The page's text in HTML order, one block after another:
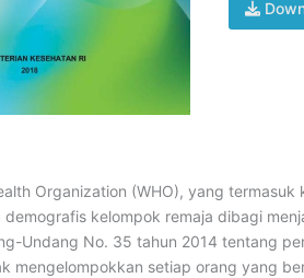
Organization (WHO), yang
kelompok remaja dibagi
Undang No. 35 tahun 2014 tentang
mengelompokkan setiap orang yang